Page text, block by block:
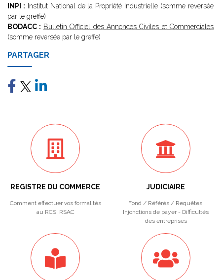
INPI : Institut National de la Propriété Industrielle (somme reversée
par le greffe)
BODACC : Bulletin Officiel des Annonces Civiles et Commerciales
(somme reversée par le greffe)
PARTAGER
REGISTRE DU COMMERCE
Comment effectuer vos formalités
au RCS, RSAC
JUDICIAIRE
Fond / Référés / Requêtes.
Injonctions de payer - Difficultés
des entreprises